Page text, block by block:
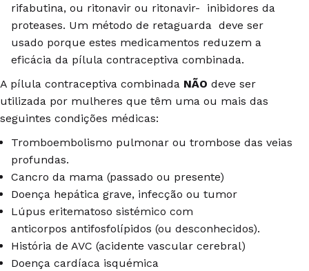
rifabutina, ou ritonavir ou ritonavir- inibidores da
proteases. Um método de retaguarda deve ser
usado porque estes medicamentos reduzem a
eficácia da pílula contraceptiva combinada.
A pílula contraceptiva combinada NÃO deve ser
utilizada por mulheres que têm uma ou mais das
seguintes condições médicas:
Tromboembolismo pulmonar ou trombose das veias
profundas.
Cancro da mama (passado ou presente)
Doença hepática grave, infecção ou tumor
Lúpus eritematoso sistémico com
anticorpos antifosfolípidos (ou desconhecidos).
História de AVC (acidente vascular cerebral)
Doença cardíaca isquémica